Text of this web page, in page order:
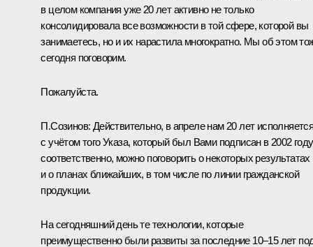
в целом компания уже 20 лет активно не только
консолидировала все возможности в той сфере, которой вы
занимаетесь, но и их нарастила многократно. Мы об этом
сегодня поговорим.
Пожалуйста.
П.Созинов: Действительно, в апреле нам 20 лет
с учётом того Указа, который был Вами подписан в 2002
соответственно, можно поговорить о некоторых результатах
и о планах ближайших, в том числе по линии гражданской
продукции.
На сегодняшний день те технологии, которые
преимущественно были развиты за последние 10–15 лет